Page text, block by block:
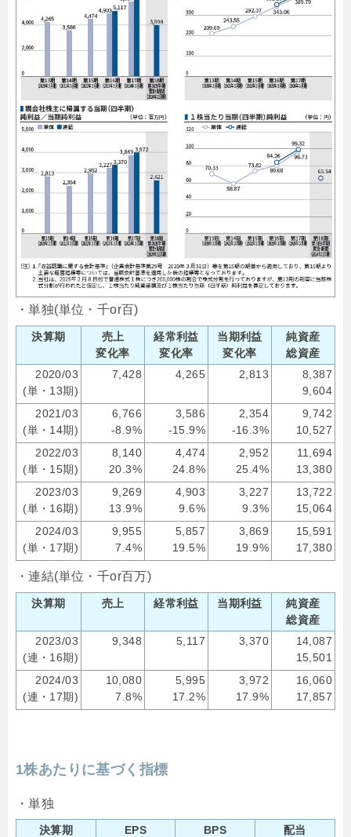
・単独(単位・千or百)
決算期
売上
変化率
経常利益
変化率
当期利益
変化率
純資産
総資産
2020/03
(単・13期)
7,428 4,265 2,813
8,387
9,604
2021/03
(単・14期)
6,766
-8.9%
3,586
-15.9%
2,354
-16.3%
9,742
10,527
2022/03
(単・15期)
8,140
20.3%
4,474
24.8%
2,952
25.4%
11,694
13,380
2023/03
(単・16期)
9,269
13.9%
4,903
9.6%
3,227
9.3%
13,722
15,064
2024/03
(単・17期)
9,955
7.4%
5,857
19.5%
3,869
19.9%
15,591
17,380
・連結(単位・千or百万)
決算期 売上 経常利益 当期利益
純資産
総資産
2023/03
(連・16期)
9,348 5,117 3,370
14,087
15,501
2024/03
(連・17期)
10,080
7.8%
5,995
17.2%
3,972
17.9%
16,060
17,857
1株あたりに基づく指標
・単独
決算期 EPS BPS
配当